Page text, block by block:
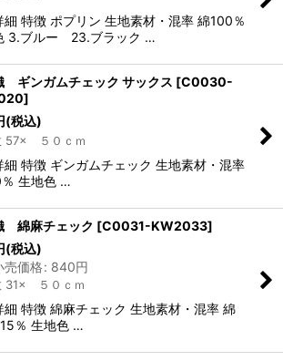
細 特徴 ポプリン 生地素材・混率 綿100％
3.ブルー 23.ブラック …
ギンガムチェック サックス [C0030-
]
(税込)
57× ５０ｃｍ
細 特徴 ギンガムチェック 生地素材・混率
生地色 …
綿麻チェック [C0031-KW2033]
(税込)
売価格: 840円
31× ５０ｃｍ
細 特徴 綿麻チェック 生地素材・混率 綿
％ 生地色 …